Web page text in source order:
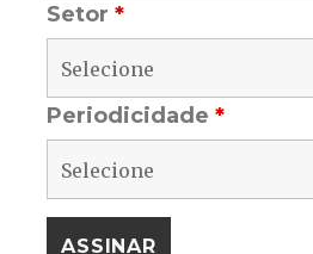
Setor*
Periodicidade*